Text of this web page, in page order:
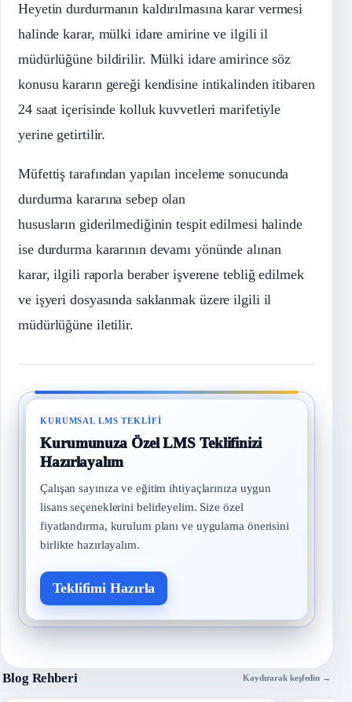
Heyetin durdurmanın kaldırılmasına karar vermesi
halinde karar, mülki idare amirine ve ilgili il
müdürlüğüne bildirilir. Mülki idare amirince söz
konusu kararın gereği kendisine intikalinden itibaren
24 saat içerisinde kolluk kuvvetleri marifetiyle
yerine getirtilir.
Müfettiş tarafından yapılan inceleme sonucunda
durdurma kararına sebep olan
hususların giderilmediğinin tespit edilmesi halinde
ise durdurma kararının devamı yönünde alınan
karar, ilgili raporla beraber işverene tebliğ edilmek
ve işyeri dosyasında saklanmak üzere ilgili il
müdürlüğüne iletilir.
KURUMSAL LMS TEKLIFI
Kurumunuza Özel LMS Teklifinizi
Hazırlayalım
Çalışan sayınıza ve eğitim ihtiyaçlarınıza uygun
lisans seçeneklerini belirleyelim. Size özel
fiyatlandırma, kurulum planı ve uygulama önerisini
birlikte hazırlayalım.
Teklifimi Hazırla
Blog Rehberi Kaydırarak keşfedin →